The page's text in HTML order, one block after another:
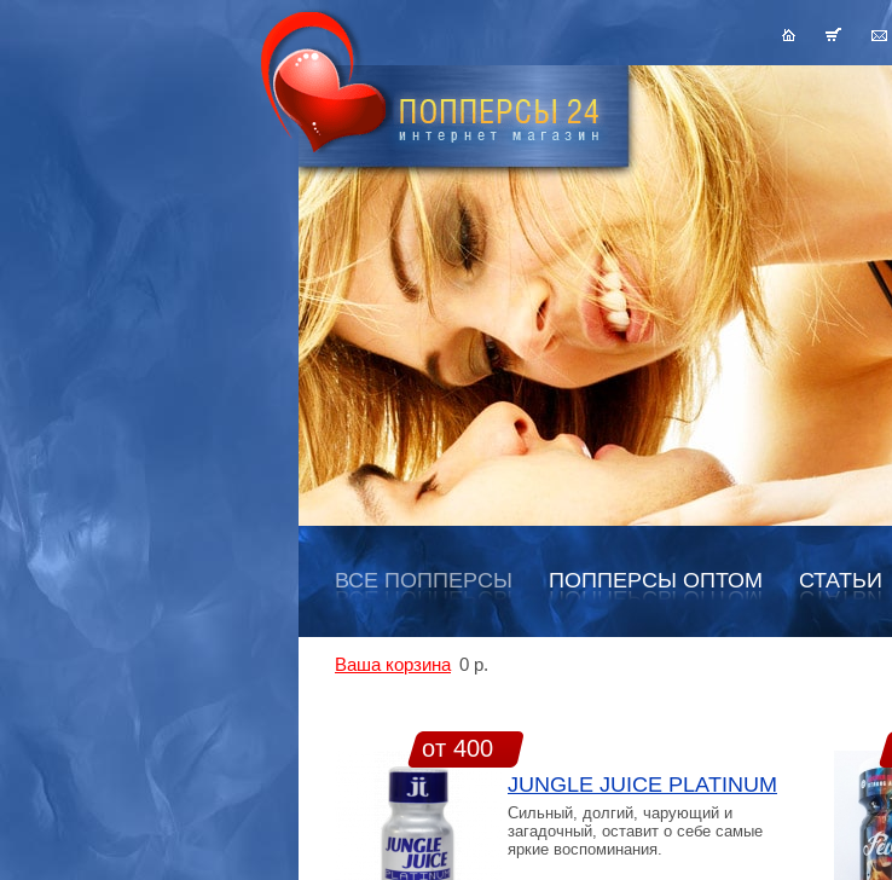
ВСЕ ПОППЕРСЫ ПОППЕРСЫ ОПТОМ СТАТЬИ
Ваша корзина 0 р.
от 400
JUNGLE JUICE PLATINUM
Сильный, долгий, чарующий и
загадочный, оставит о себе самые
яркие воспоминания.